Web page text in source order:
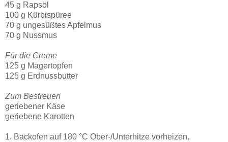
45 g Rapsöl
100 g Kürbispüree
70 g ungesüßtes Apfelmus
70 g Nussmus
Für die Creme
125 g Magertopfen
125 g Erdnussbutter
Zum Bestreuen
geriebener Käse
geriebene Karotten
1. Backofen auf 180 °C Ober-/Unterhitze vorheizen.